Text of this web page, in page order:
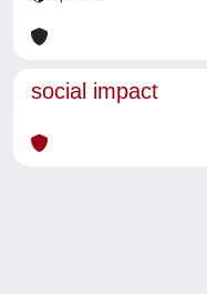
social impact